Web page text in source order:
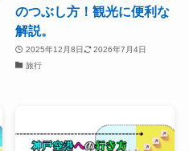
のつぶし方！観光に便利な
解説。
2025年12月8日
2026年7月4日
旅行